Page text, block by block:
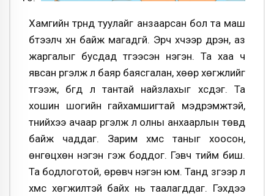
Хамгийн түрүүнд туулайг анзаарсан бол та маш
бүтээлч хүн байж магадгүй. Эрч хүчээр дүүрэн, аз
жаргалыг бусдад түгээсэн нэгэн. Та хаа ч
явсан үргэлж л баяр баясгалан, хөөр хөгжлийг
түгээж, бүгд л тантай найзлахыг хүсдэг. Та
хошин шогийн гайхамшигтай мэдрэмжтэй,
түүнийхээ ачаар үргэлж л олны анхаарлын төвд
байж чаддаг. Зарим хүмүүс таныг хоосон,
өнгөцхөн нэгэн гэж боддог. Гэвч тийм биш.
Та бодлоготой, өрөвч нэгэн юм. Танд зүгээр л
хүмүүс хөгжилтэй байх нь таалагддаг. Гэхдээ